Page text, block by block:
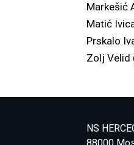
Markešić
Matić
Prskalo
Zolj Velid
NS